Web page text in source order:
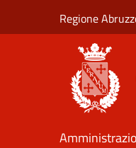
Regione